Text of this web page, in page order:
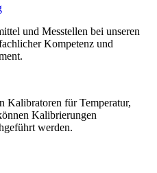
und Messtellen bei unseren
Kompetenz und
Kalibratoren für Temperatur,
Kalibrierungen
werden.